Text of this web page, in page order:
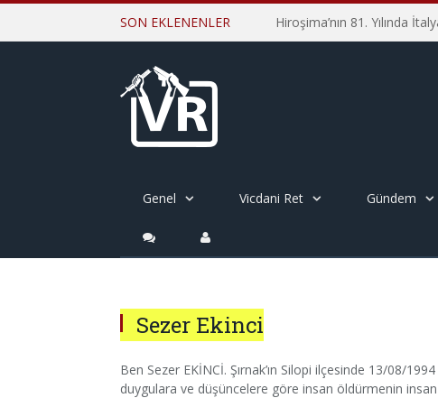
SON EKLENENLER
Genel Vicdani Ret Gündem
Sezer Ekinci
Ben Sezer EKİNCİ. Şırnak’ın Silopi ilçesinde 13/08/
duygulara ve düşüncelere göre insan öldürmenin